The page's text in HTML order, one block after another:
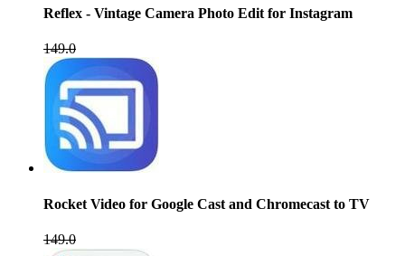
Reflex - Vintage Camera Photo Edit for Instagram
149.0
Rocket Video for Google Cast and Chromecast to TV
149.0